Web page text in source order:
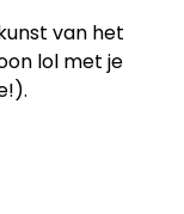
van het
lol met je